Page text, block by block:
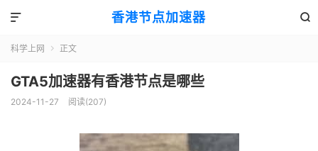
香港节点加速器 

科学上网  正文
GTA5加速器有香港节点是哪些
2024-11-27 阅读(207)